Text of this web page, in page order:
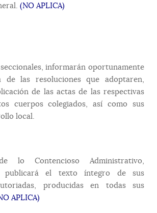
(NO APLICA)
informarán oportunamente
de las resoluciones que adoptaren,
de las actas de las respectivas
cuerpos colegiados, así como sus
local.
lo Contencioso Administrativo,
publicará el texto íntegro de sus
producidas en todas sus
APLICA)